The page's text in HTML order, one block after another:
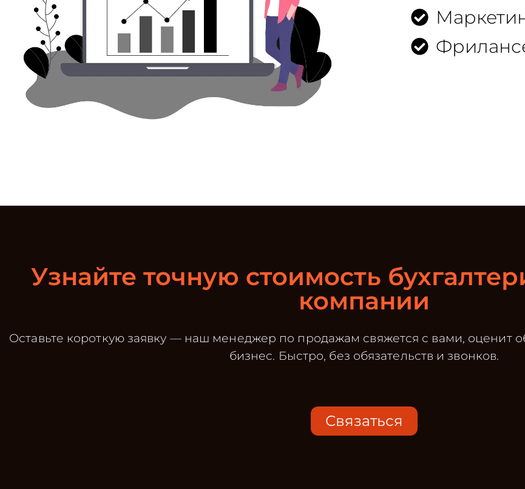
Узнайте точную стоимость
компании
Оставьте короткую заявку — наш менеджер по продажам свяжется с вами, оценит
бизнес. Быстро, без обязательств и звонков.
Связаться